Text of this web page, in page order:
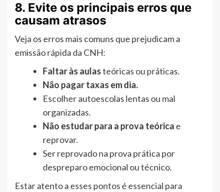
8. Evite os principais erros que
causam atrasos
Veja os erros mais comuns que prejudicam a
emissão rápida da CNH:
Faltar às aulasteóricas ou práticas.
Não pagar taxas em dia.
Escolher autoescolas lentas ou mal
organizadas.
Não estudar para a prova teórica e
reprovar.
Ser reprovado na prova prática por
despreparo emocional ou técnico.
Estar atento a esses pontos é essencial para